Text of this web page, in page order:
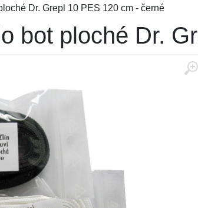
Dr. Grepl 10 PES 120 cm - černé
bot ploché Dr.